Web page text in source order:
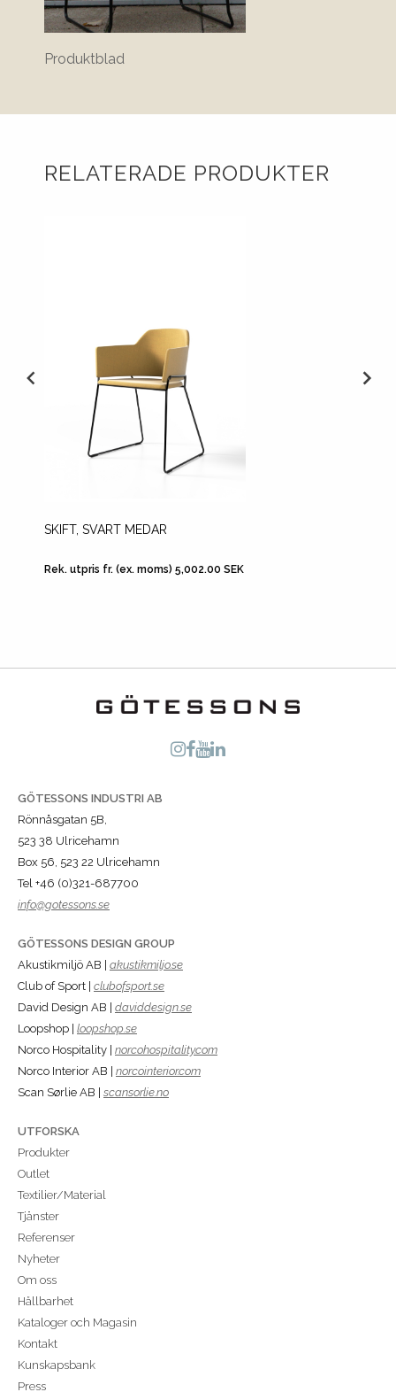
Produktblad
RELATERADE PRODUKTER
SKIFT, SVART MEDAR
Rek. utpris fr. (ex. moms) 5,002.00 SEK
GÖTESSONS INDUSTRI AB
Rönnåsgatan 5B,
523 38 Ulricehamn
Box 56, 523 22 Ulricehamn
Tel +46 (0)321-687700
info@gotessons.se
GÖTESSONS DESIGN GROUP
Akustikmiljö AB | akustikmiljo.se
Club of Sport | clubofsport.se
David Design AB | daviddesign.se
Loopshop | loopshop.se
Norco Hospitality | norcohospitality.com
Norco Interior AB | norcointerior.com
Scan Sørlie AB | scansorlie.no
UTFORSKA
Produkter
Outlet
Textilier/Material
Tjänster
Referenser
Nyheter
Om oss
Hållbarhet
Kataloger och Magasin
Kontakt
Kunskapsbank
Press